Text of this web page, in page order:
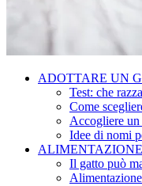
ADOTTARE UN
Test: che
Come
Accogliere
Idee di nomi
Il gatto può